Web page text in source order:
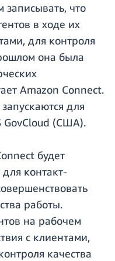
записывать, что
в ходе их
для контроля
она была
Amazon Connect.
для
GovCloud (США).
будет
контакт-
работы.
на рабочем
с клиентами,
качества